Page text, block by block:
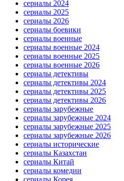
сериалы 2024
сериалы 2025
сериалы 2026
сериалы боевики
сериалы военные
сериалы военные 2024
сериалы военные 2025
сериалы военные 2026
сериалы детективы
сериалы детективы 2024
сериалы детективы 2025
сериалы детективы 2026
сериалы зарубежные
сериалы зарубежные 2024
сериалы зарубежные 2025
сериалы зарубежные 2026
сериалы исторические
сериалы Казахстан
сериалы Китай
сериалы комедии